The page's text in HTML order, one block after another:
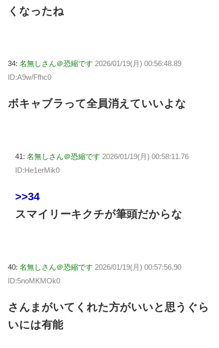
くなったね
34: 名無しさん＠恐縮です 2026/01/19(月) 00:56:48.89
ID:A9w/Ffhc0
ボキャブラって全員消えていいよな
41: 名無しさん＠恐縮です 2026/01/19(月) 00:58:11.76
ID:He1erMik0
>>34
スマイリーキクチが筆頭だからな
40: 名無しさん＠恐縮です 2026/01/19(月) 00:57:56.90
ID:5noMKMOk0
さんまがいてくれた方がいいと思うぐら
いには有能